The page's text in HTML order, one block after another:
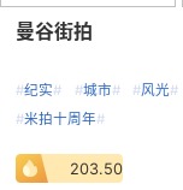
曼谷街拍
#纪实# #城市# #风光#
#米拍十周年#
203.50